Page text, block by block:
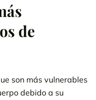
de
son más vulnerables
debido a su